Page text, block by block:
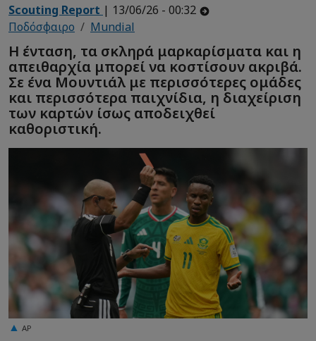
Scouting Report | 13/06/26 - 00:32
Ποδόσφαιρο
Mundial
Η ένταση, τα σκληρά μαρκαρίσματα και η
απειθαρχία μπορεί να κοστίσουν ακριβά.
Σε ένα Μουντιάλ με περισσότερες ομάδες
και περισσότερα παιχνίδια, η διαχείριση
των καρτών ίσως αποδειχθεί
καθοριστική.
AP